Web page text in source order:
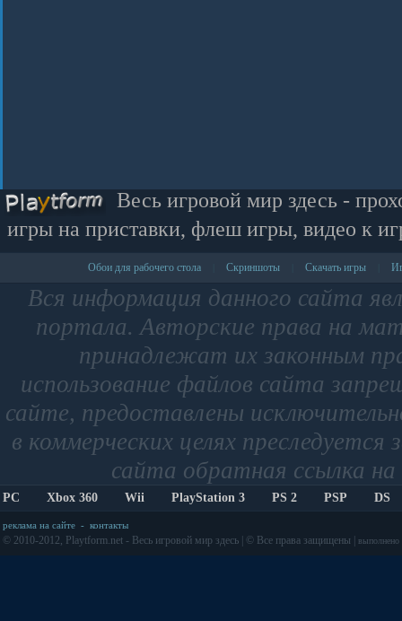
Весь игровой мир здесь -
игры на приставки, флеш игры, видео к
Обои для рабочего стола Скриншоты Скачать игры
Вся информация данного сайта
портала. Авторские права на
принадлежат их законным
использование файлов сайта
сайте, предоставлены
в коммерческих целях
сайта обратная ссылка
PC Xbox 360 Wii PlayStation 3 PS 2 PSP DS
реклама на сайте - контакты
© 2010-2012, Playtform.net - Весь игровой мир здесь | © Все права защищены | выполнено